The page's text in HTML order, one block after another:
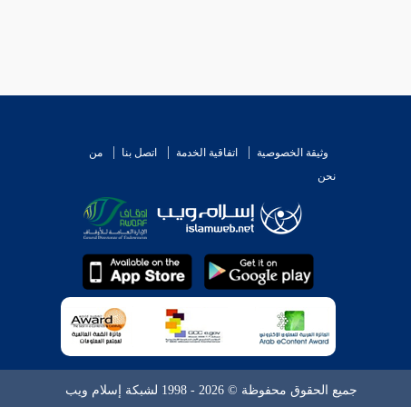
وثيقة الخصوصية اتفاقية الخدمة اتصل بنا
من
نحن
جميع الحقوق محفوظة © 2026 - 1998 لشبكة إسلام ويب